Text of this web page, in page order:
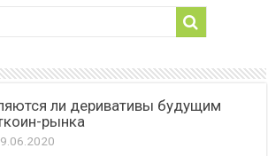
ли деривативы будущим
рынка